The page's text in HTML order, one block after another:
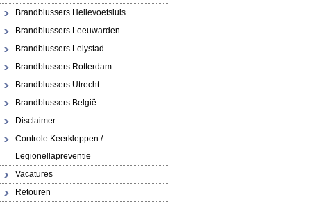
Brandblussers Hellevoetsluis
Brandblussers Leeuwarden
Brandblussers Lelystad
Brandblussers Rotterdam
Brandblussers Utrecht
Brandblussers België
Disclaimer
Controle Keerkleppen /
Legionellapreventie
Vacatures
Retouren